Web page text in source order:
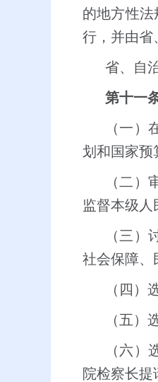
的地方性
行，并由省
省、自
第十一
（一
划和国家预
（二
监督本级人
（三
社会保障、
（四）
（五）
（六
院检察长提